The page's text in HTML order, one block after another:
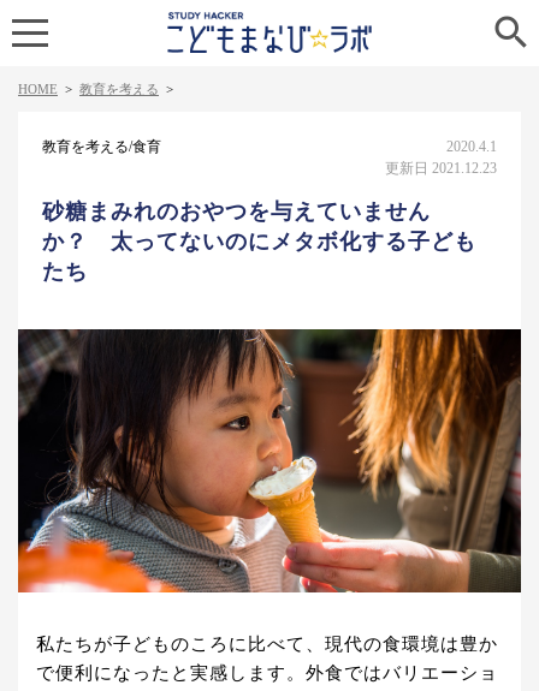

HOME > 教育を考える >
教育を考える/食育
2020.4.1
更新日 2021.12.23
砂糖まみれのおやつを与えていません
か？ 太ってないのにメタボ化する子ども
たち
私たちが子どものころに比べて、現代の食環境は豊か
で便利になったと実感します。外食ではバリエーショ